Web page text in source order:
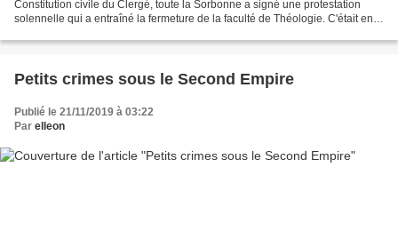
Constitution civile du Clergé, toute la Sorbonne a signé une protestation
solennelle qui a entraîné la fermeture de la faculté de Théologie. C'était en
Petits crimes sous le Second Empire
Publié le 21/11/2019 à 03:22
Par elleon